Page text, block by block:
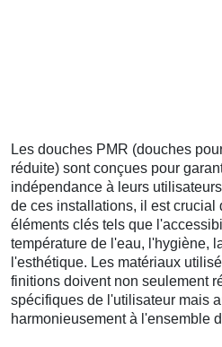
Les douches PMR (douches
réduite) sont conçues pour
indépendance à leurs
de ces installations, il est crucial
éléments clés tels que
température de l'eau, l'hygiène,
l'esthétique. Les matériaux
finitions doivent non seulement
spécifiques de l'utilisateur mais
harmonieusement à l'ensemble